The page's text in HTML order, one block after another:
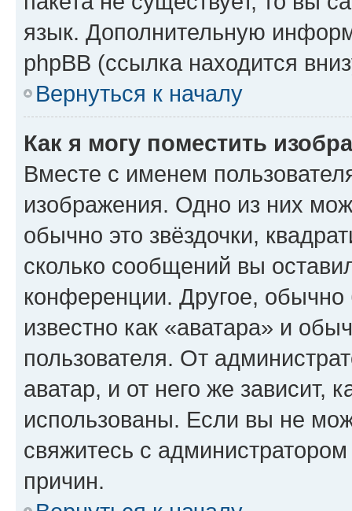
язык. Дополнительную
phpBB (ссылка находится
Вернуться к началу
Как я могу поместить
Вместе с именем
изображения. Одно из них
обычно это звёздочки,
сколько сообщений вы
конференции. Другое,
известно как «аватара» и
пользователя. От
аватар, и от него же зависит,
использованы. Если вы не
свяжитесь с
причин.